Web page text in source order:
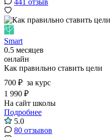
441 отзыв
Smart
0.5 месяцев
онлайн
Как правильно ставить цели
700 ₽ за курс
1 990 ₽
На сайт школы
Подробнее
5.0
80 отзывов